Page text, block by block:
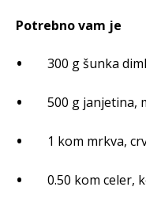
Potrebno vam je
300 g šunka
500 g janjetina,
1 kom mrkva,
0.50 kom celer,